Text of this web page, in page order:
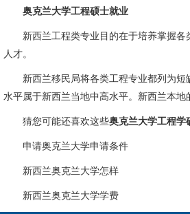
奥克兰大学工程硕士就业
新西兰工程类专业目的在于培养掌握各类
人才。
新西兰移民局将各类工程专业都列为短缺
水平属于新西兰当地中高水平。新西兰本地
猜您可能还喜欢这些奥克兰大学工程学
申请奥克兰大学申请条件
新西兰奥克兰大学怎样
新西兰奥克兰大学学费